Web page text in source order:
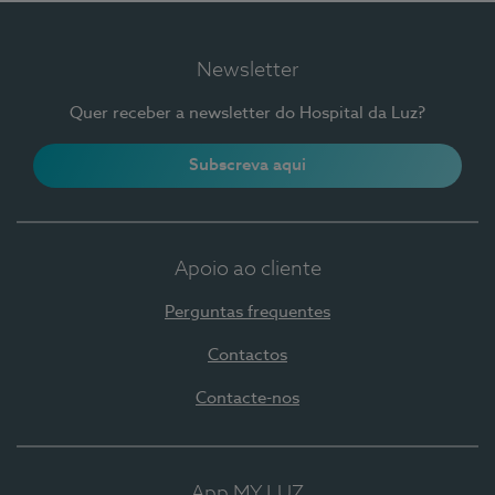
Newsletter
Quer receber a newsletter do Hospital da Luz?
Subscreva aqui
Apoio ao cliente
Perguntas frequentes
Contactos
Contacte-nos